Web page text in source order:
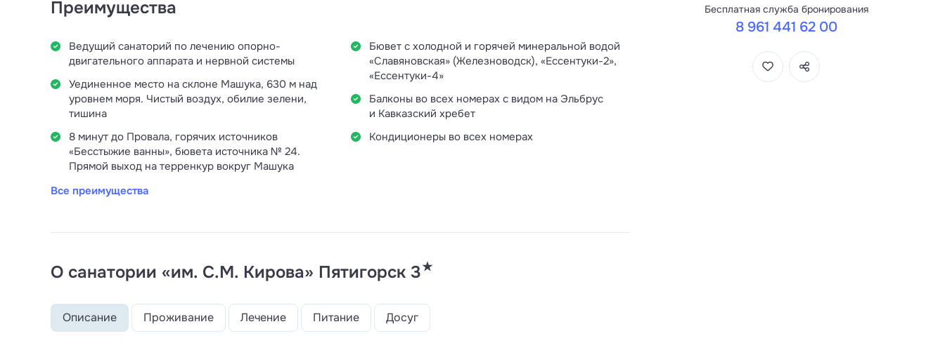
Преимущества
Ведущий санаторий по лечению опорно-
двигательного аппарата и нервной системы
Уединенное место на склоне Машука, 630 м над
уровнем моря. Чистый воздух, обилие зелени,
тишина
8 минут до Провала, горячих источников
«Бесстыжие ванны», бювета источника № 24.
Прямой выход на терренкур вокруг Машука
Бювет с холодной и горячей минеральной водой
«Славяновская» (Железноводск), «Ессентуки-2»,
«Ессентуки-4»
Балконы во всех номерах с видом на Эльбрус
и Кавказский хребет
Кондиционеры во всех номерах
Все преимущества
О санатории «им. С.М. Кирова» Пятигорск 3★
Описание Проживание Лечение Питание Досуг
Бесплатная служба бронирования
8 961 441 62 00